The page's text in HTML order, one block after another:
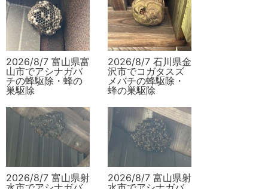
2026/8/7 富山県富
山市でアシナガバ
チの蜂駆除・蜂の
巣駆除
2026/8/7 石川県金
沢市でコガタスズ
メバチの蜂駆除・
蜂の巣駆除
2026/8/7 富山県射
2026/8/7 富山県射